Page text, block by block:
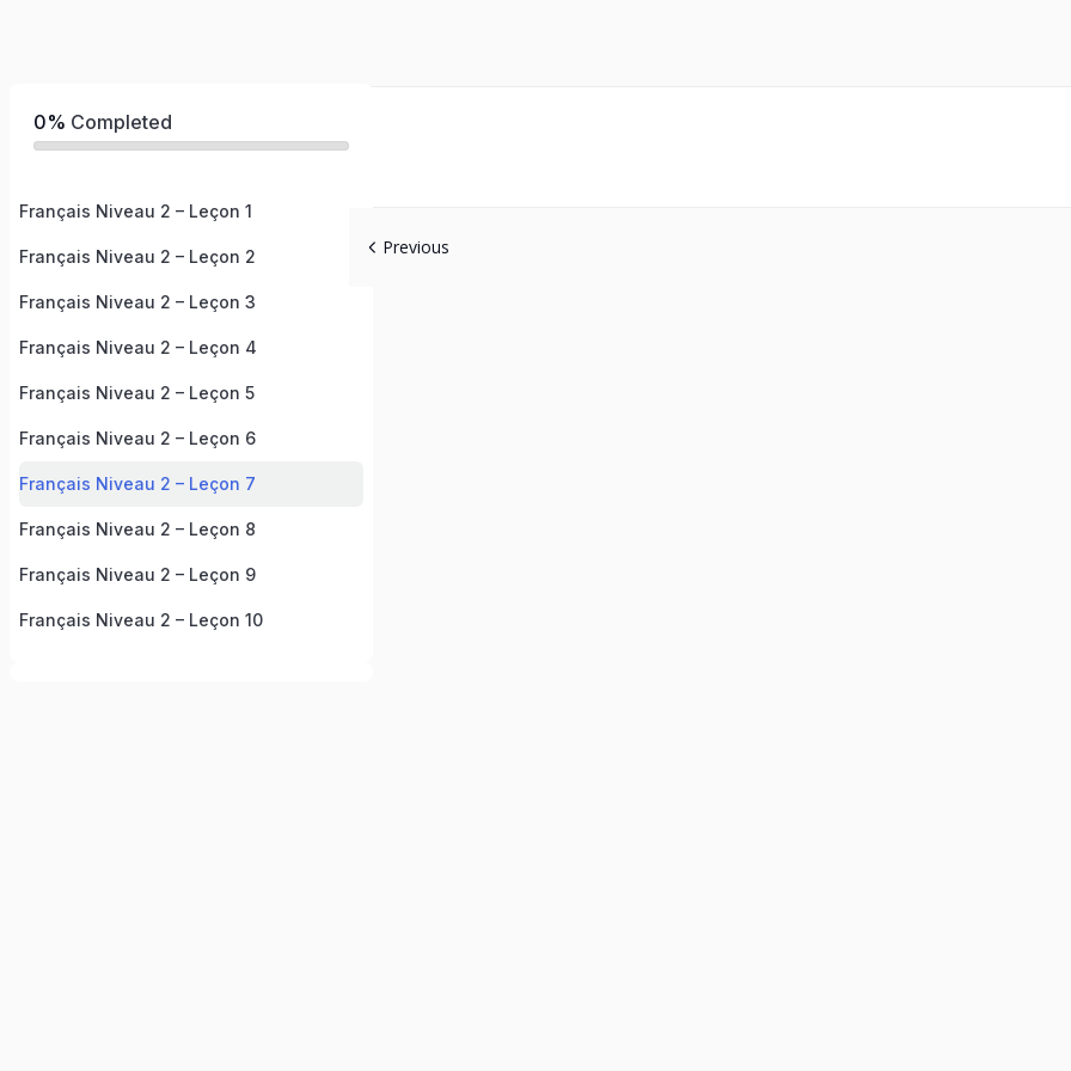
0% Completed
Français Niveau 2 – Leçon 1
Français Niveau 2 – Leçon 2
Français Niveau 2 – Leçon 3
Français Niveau 2 – Leçon 4
Français Niveau 2 – Leçon 5
Français Niveau 2 – Leçon 6
Français Niveau 2 – Leçon 7
Français Niveau 2 – Leçon 8
Français Niveau 2 – Leçon 9
Français Niveau 2 – Leçon 10
Previous